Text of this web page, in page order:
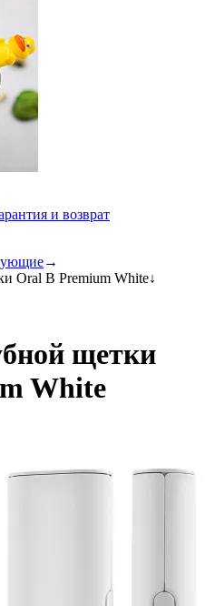
и возврат
→
Oral B Premium White↓
щетки
White